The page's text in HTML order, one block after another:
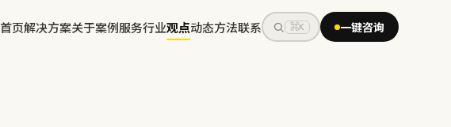
首页解决方案关于案例服务行业观点动态方法联系 ⌘K 一键咨询